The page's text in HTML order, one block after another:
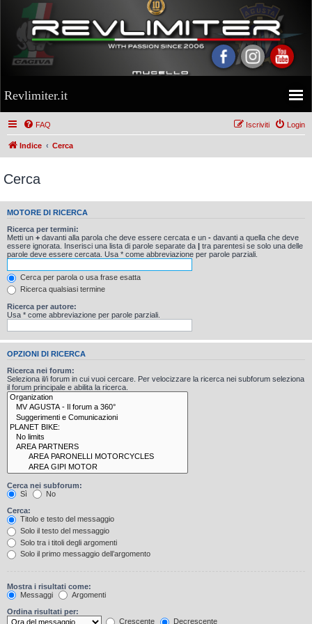
Revlimiter.it
FAQ Login
Iscriviti
Indice Cerca
Cerca
MOTORE DI RICERCA
Ricerca per termini:
Metti un + davanti alla parola che deve essere cercata e un - davanti a quella che deve
essere ignorata. Inserisci una lista di parole separate da
tra parentesi se solo una delle
parole deve essere cercata. Usa * come abbreviazione per parole parziali.
Cerca per parola o usa frase esatta
Ricerca qualsiasi termine
Ricerca per autore:
Usa * come abbreviazione per parole parziali.
OPZIONI DI RICERCA
Ricerca nei forum:
Seleziona il/i forum in cui vuoi cercare. Per velocizzare la ricerca nei subforum seleziona
il forum principale e abilita la ricerca.
Cerca nei subforum:
Sì
No
Cerca:
Titolo e testo del messaggio
Solo il testo del messaggio
Solo tra i titoli degli argomenti
Solo il primo messaggio dell’argomento
Mostra i risultati come:
Messaggi
Argomenti
Ordina risultati per:
Crescente
Decrescente